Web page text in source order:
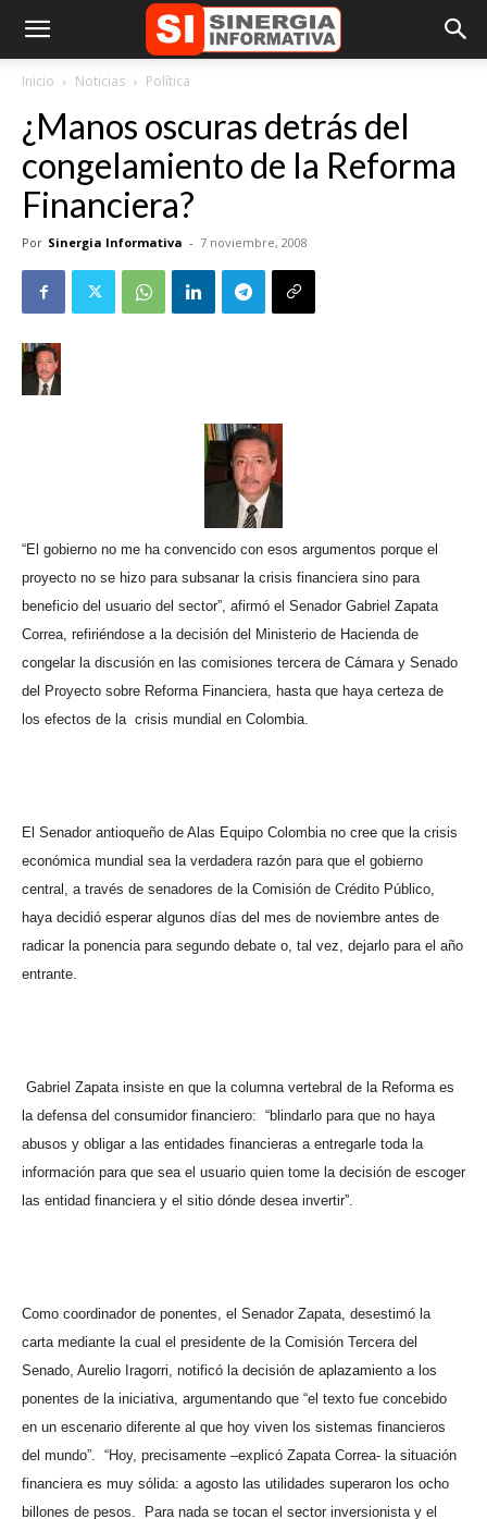
Inicio Noticias Política
¿Manos oscuras detrás del
congelamiento de la Reforma
Financiera?
Por Sinergia Informativa - 7 noviembre, 2008
“El gobierno no me ha convencido con esos argumentos porque el
proyecto no se hizo para subsanar la crisis financiera sino para
beneficio del usuario del sector”, afirmó el Senador Gabriel Zapata
Correa, refiriéndose a la decisión del Ministerio de Hacienda de
congelar la discusión en las comisiones tercera de Cámara y Senado
del Proyecto sobre Reforma Financiera, hasta que haya certeza de
los efectos de la crisis mundial en Colombia.
El Senador antioqueño de Alas Equipo Colombia no cree que la crisis
económica mundial sea la verdadera razón para que el gobierno
central, a través de senadores de la Comisión de Crédito Público,
haya decidió esperar algunos días del mes de noviembre antes de
radicar la ponencia para segundo debate o, tal vez, dejarlo para el año
entrante.
Gabriel Zapata insiste en que la columna vertebral de la Reforma es
la defensa del consumidor financiero: “blindarlo para que no haya
abusos y obligar a las entidades financieras a entregarle toda la
información para que sea el usuario quien tome la decisión de escoger
las entidad financiera y el sitio dónde desea invertir”.
Como coordinador de ponentes, el Senador Zapata, desestimó la
carta mediante la cual el presidente de la Comisión Tercera del
Senado, Aurelio Iragorri, notificó la decisión de aplazamiento a los
ponentes de la iniciativa, argumentando que “el texto fue concebido
en un escenario diferente al que hoy viven los sistemas financieros
del mundo”. “Hoy, precisamente –explicó Zapata Correa- la situación
financiera es muy sólida: a agosto las utilidades superaron los ocho
billones de pesos.
Para nada se tocan el sector inversionista y el